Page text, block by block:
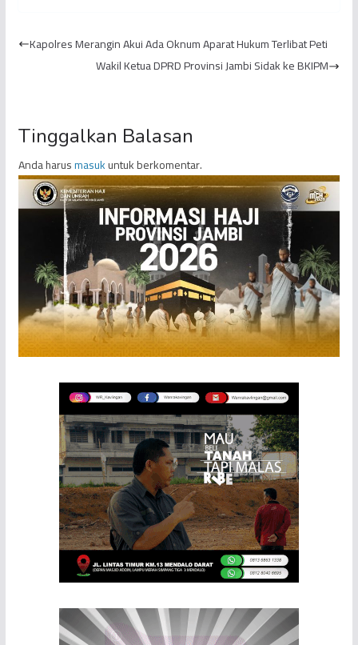
Lahan di Ko...
Kapolres Merangin Akui Ada Oknum Aparat Hukum Terlibat Peti
Wakil Ketua DPRD Provinsi Jambi Sidak ke BKIPM
Tinggalkan Balasan
Anda harusmasukuntuk berkomentar.